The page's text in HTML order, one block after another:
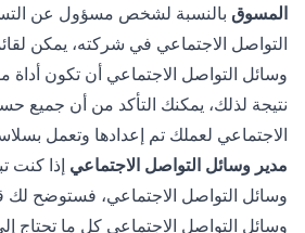
المسوق بالنسبة لشخص مسؤول عن
التواصل الاجتماعي في شركته، يمكن
وسائل التواصل الاجتماعي أن تكون أداة
نتيجة لذلك، يمكنك التأكد من أن جميع
الاجتماعي لعملك تم إعدادها وتعمل
مدير وسائل التواصل الاجتماعي إذا كنت
وسائل التواصل الاجتماعي، فستوضح لك
وسائل التواصل الاجتماعي كل ما تحتاج